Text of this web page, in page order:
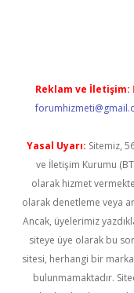
Reklam ve İletişim:
Yasal Uyarı: Sitemiz,
ve İletişim Kurumu
olarak hizmet
olarak denetleme veya
Ancak, üyelerimiz
siteye üye olarak bu
sitesi, herhangi bir
bulunmamaktadır.